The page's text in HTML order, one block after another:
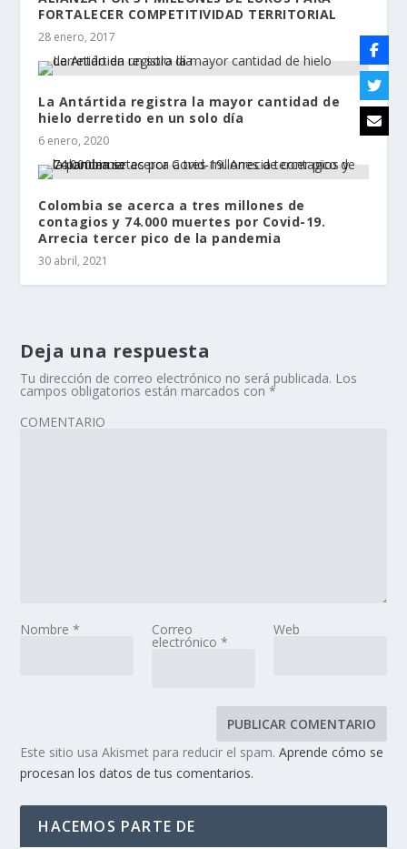
FORTALECER COMPETITIVIDAD TERRITORIAL
28 enero, 2017
La Antártida registra la mayor cantidad de
hielo derretido en un solo día
6 enero, 2020
Colombia se acerca a tres millones de
contagios y 74.000 muertes por Covid-19.
Arrecia tercer pico de la pandemia
30 abril, 2021
Deja una respuesta
Tu dirección de correo electrónico no será publicada. Los
campos obligatorios están marcados con*
COMENTARIO
Nombre* Correo
electrónico *
Web
Este sitio usa Akismet para reducir el spam.Aprende cómo se
procesan los datos de tus comentarios.
HACEMOS PARTE DE